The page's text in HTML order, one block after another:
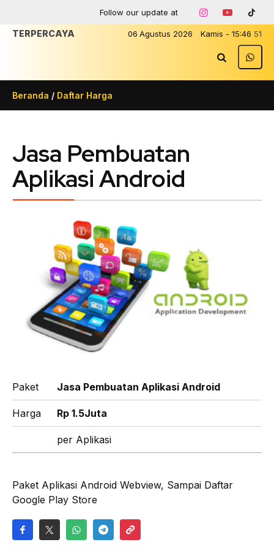
Follow our update at
06 Agustus 2026 Kamis - 15:46 51
TERPERCAYA
Beranda / Daftar Harga
Jasa Pembuatan
Aplikasi Android
Paket Jasa Pembuatan Aplikasi Android
Harga Rp 1.5Juta
per Aplikasi
Paket Aplikasi Android Webview, Sampai Daftar
Google Play Store